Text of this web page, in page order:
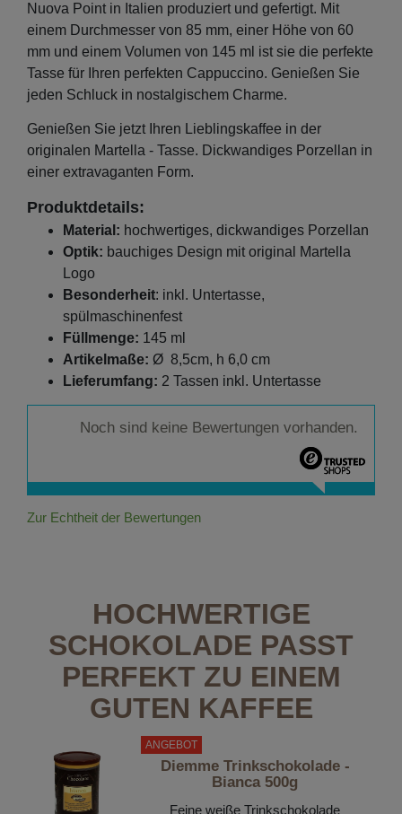
Nuova Point in Italien produziert und gefertigt. Mit
einem Durchmesser von 85 mm, einer Höhe von 60
mm und einem Volumen von 145 ml ist sie die perfekte
Tasse für Ihren perfekten Cappuccino. Genießen Sie
jeden Schluck in nostalgischem Charme.
Genießen Sie jetzt Ihren Lieblingskaffee in der
originalen Martella - Tasse. Dickwandiges Porzellan in
einer extravaganten Form.
Produktdetails:
Material: hochwertiges, dickwandiges Porzellan
Optik: bauchiges Design mit original Martella
Logo
Besonderheit: inkl. Untertasse,
spülmaschinenfest
Füllmenge: 145 ml
Artikelmaße: Ø 8,5cm, h 6,0 cm
Lieferumfang: 2 Tassen inkl. Untertasse
Noch sind keine Bewertungen vorhanden.
Zur Echtheit der Bewertungen
HOCHWERTIGE
SCHOKOLADE PASST
PERFEKT ZU EINEM
GUTEN KAFFEE
ANGEBOT
Diemme Trinkschokolade -
Bianca 500g
Feine weiße Trinkschokolade